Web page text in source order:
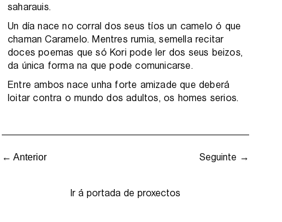
saharauis.
Un día nace no corral dos seus tíos un camelo ó que
chaman Caramelo. Mentres rumia, semella recitar
doces poemas que só Kori pode ler dos seus beizos,
da única forma na que pode comunicarse.
Entre ambos nace unha forte amizade que deberá
loitar contra o mundo dos adultos, os homes serios.
← Anterior Seguinte →
Ir á portada de proxectos